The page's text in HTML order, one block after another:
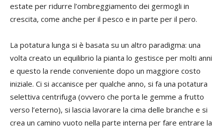
estate per ridurre l’ombreggiamento dei germogli in
crescita, come anche per il pesco e in parte per il pero.
La potatura lunga si è basata su un altro paradigma: una
volta creato un equilibrio la pianta lo gestisce per molti anni
e questo la rende conveniente dopo un maggiore costo
iniziale. Ci si accanisce per qualche anno, si fa una potatura
selettiva centrifuga (ovvero che porta le gemme a frutto
verso l’eterno), si lascia lavorare la cima delle branche e si
crea un camino vuoto nella parte interna per fare entrare la